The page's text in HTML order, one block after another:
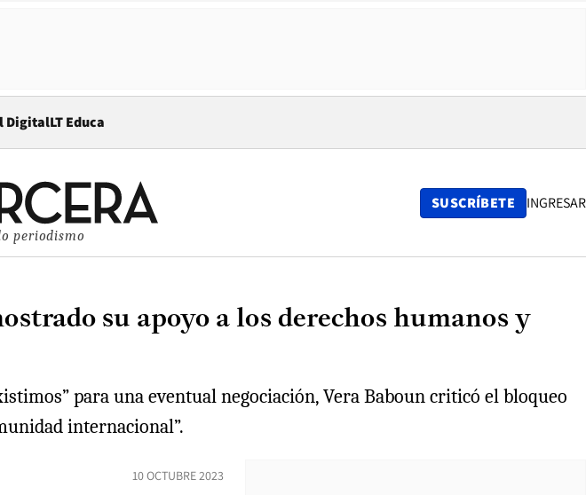
DigitalOpens in new window
LT Educa
periodismo
SUSCRÍBETE INGRESAR
su apoyo a los derechos humanos y
para una eventual negociación, Vera Baboun criticó el bloqueo
internacional”.
10 OCTUBRE 2023